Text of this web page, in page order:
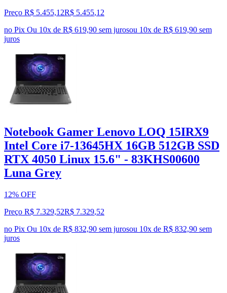
Preço R$ 5.455,12R$ 5.455,12
no Pix Ou 10x de R$ 619,90 sem jurosou 10x de R$ 619,90 sem
juros
Notebook Gamer Lenovo LOQ 15IRX9
Intel Core i7-13645HX 16GB 512GB SSD
RTX 4050 Linux 15.6" - 83KHS00600
Luna Grey
12% OFF
Preço R$ 7.329,52R$ 7.329,52
no Pix Ou 10x de R$ 832,90 sem jurosou 10x de R$ 832,90 sem
juros